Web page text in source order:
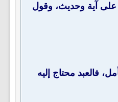
على آية وحديث، وقول
حفظ، ودرس وتأمل، فالعبد محتاج إليه